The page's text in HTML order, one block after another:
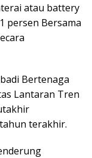
atau battery
persen Bersama
Bertenaga
Lantaran Tren
terakhir.